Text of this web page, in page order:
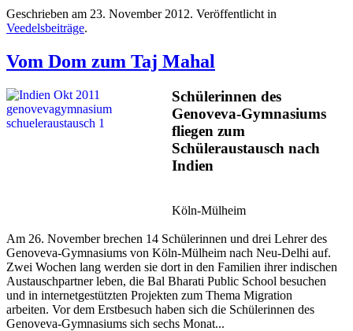
Geschrieben am 23. November 2012. Veröffentlicht in
Veedelsbeiträge.
Vom Dom zum Taj Mahal
Schülerinnen des
Genoveva-Gymnasiums
fliegen zum
Schüleraustausch nach
Indien
Köln-Mülheim
Am 26. November brechen 14 Schülerinnen und drei Lehrer des
Genoveva-Gymnasiums von Köln-Mülheim nach Neu-Delhi auf.
Zwei Wochen lang werden sie dort in den Familien ihrer indischen
Austauschpartner leben, die Bal Bharati Public School besuchen
und in internet­gestützten Projekten zum Thema Migration
arbeiten. Vor dem Erstbesuch haben sich die Schülerinnen des
Genoveva-Gymnasiums sich sechs Monat...